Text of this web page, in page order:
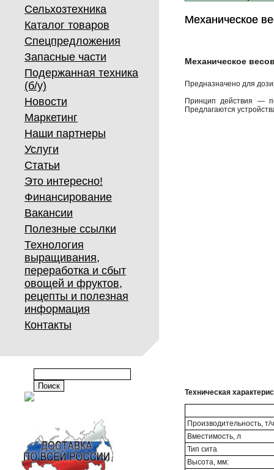
Сельхозтехника
Каталог товаров
Спецпредложения
Запасные части
Подержанная техника
(б/у)
Новости
Маркетинг
Наши партнеры
Услуги
Статьи
Это интересно!
Финансирование
Вакансии
Полезные ссылки
Технология
выращивания,
переработка и сбыт
овощей и фруктов,
рецепты и полезная
информация
Контакты
Механическое
Механическое
Механическое
Предназначено для
Принцип действия —
Предлагаются
Техническая
Производительность, т/ч
Вместимость, л
Тип сита
Высота, мм: